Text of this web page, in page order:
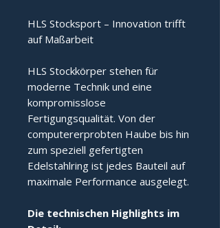
HLS Stocksport – Innovation trifft
auf Maßarbeit
HLS Stockkörper stehen für
moderne Technik und eine
kompromisslose
Fertigungsqualität. Von der
computererprobten Haube bis hin
zum speziell gefertigten
Edelstahlring ist jedes Bauteil auf
maximale Performance ausgelegt.
Die technischen Highlights im